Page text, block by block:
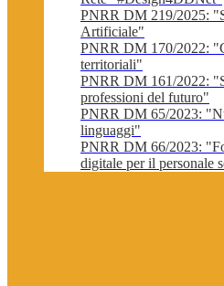
PNRR DM 219/2025:
Artificiale"
PNRR DM 170/2022:
territoriali"
PNRR DM 161/2022:
professioni del futuro"
PNRR DM 65/2023:
linguaggi"
PNRR DM 66/2023:
digitale per il personale